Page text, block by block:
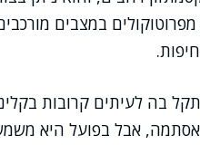
מפרוטוקולים במצבים
בה לעיתים קרובות
אסתמה, אבל בפועל היא